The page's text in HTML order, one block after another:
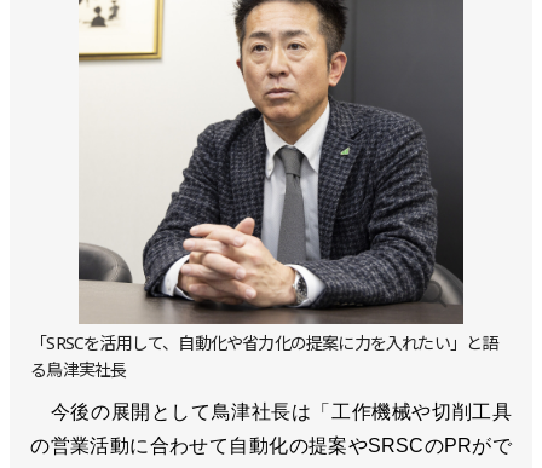
「SRSCを活用して、自動化や省力化の提案に力を入れたい」と語
る鳥津実社長
今後の展開として鳥津社長は「工作機械や切削工具
の営業活動に合わせて自動化の提案やSRSCのPRがで